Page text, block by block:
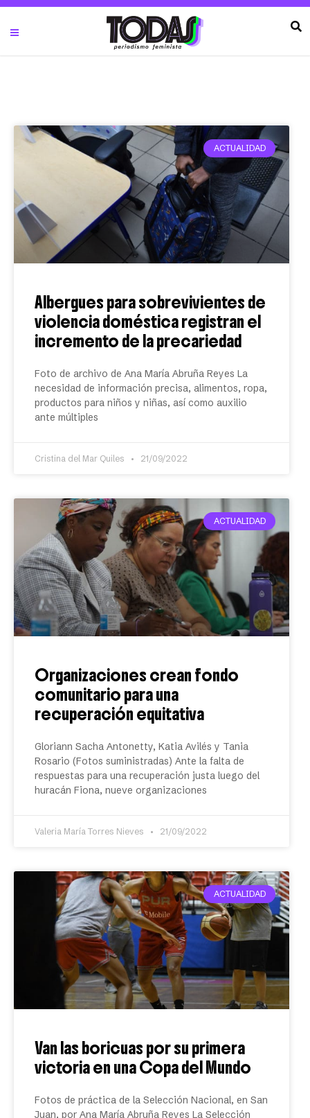
ACTUALIDAD
Albergues para sobrevivientes de
violencia doméstica registran el
incremento de la precariedad
Foto de archivo de Ana María Abruña Reyes La
necesidad de información precisa, alimentos, ropa,
productos para niños y niñas, así como auxilio
ante múltiples
Cristina del Mar Quiles 21/09/2022
ACTUALIDAD
Organizaciones crean fondo
comunitario para una
recuperación equitativa
Gloriann Sacha Antonetty, Katia Avilés y Tania
Rosario (Fotos suministradas) Ante la falta de
respuestas para una recuperación justa luego del
huracán Fiona, nueve organizaciones
Valeria María Torres Nieves 21/09/2022
ACTUALIDAD
Van las boricuas por su primera
victoria en una Copa del Mundo
Fotos de práctica de la Selección Nacional, en San
Juan, por Ana María Abruña Reyes La Selección